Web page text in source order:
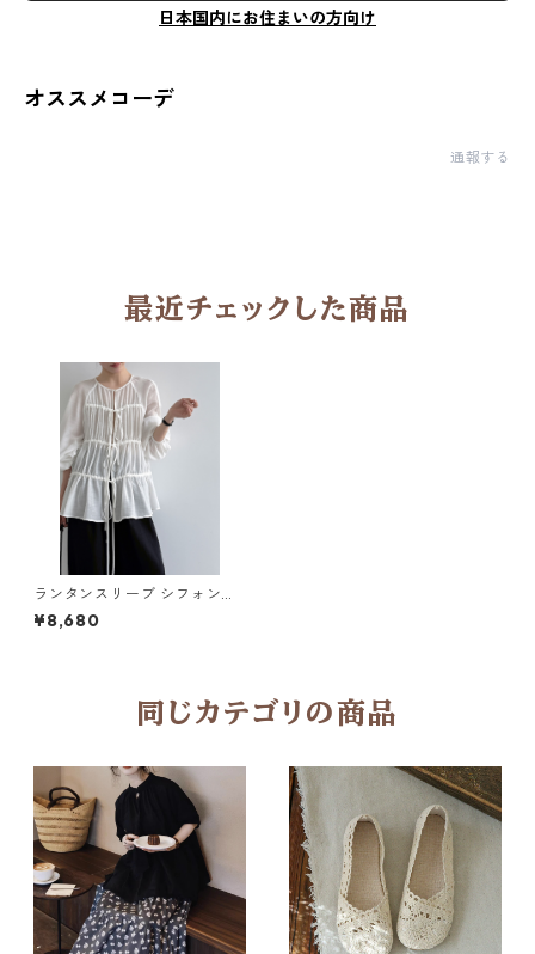
日本国内にお住まいの方向け
オススメコーデ
通報する
最近チェックした商品
ランタンスリーブ シフォンブ
ラウス 2col Y 260095
¥8,680
同じカテゴリの商品